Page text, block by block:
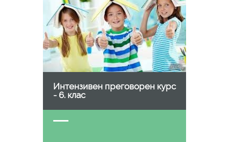
Интензивен преговорен курс
- 6. клас